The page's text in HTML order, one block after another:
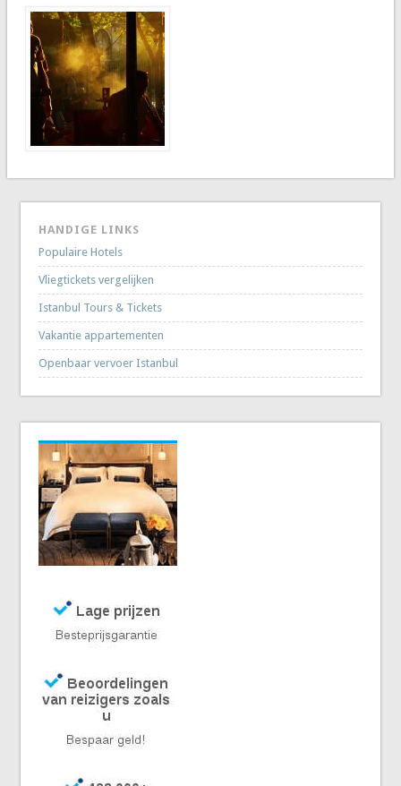
HANDIGE LINKS
Populaire Hotels
Vliegtickets vergelijken
Istanbul Tours & Tickets
Vakantie appartementen
Openbaar vervoer Istanbul